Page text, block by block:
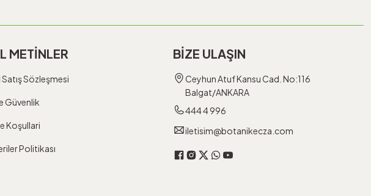
METİNLER
Sözleşmesi
Güvenlik
Koşullari
Politikası
BİZE ULAŞIN
Ceyhun Atuf Kansu Cad. No:116
Balgat/ANKARA
444 4 996
iletisim@botanikecza.com